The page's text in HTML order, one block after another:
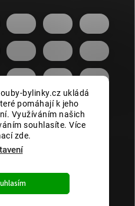
bylinky.cz ukládá
pomáhají k jeho
Využíváním našich
souhlasíte. Více
zde.
Shoptet
. Všechna práva vyhrazena.